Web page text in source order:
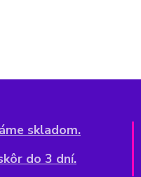
skladom.
do 3 dní.